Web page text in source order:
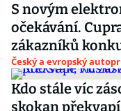
S novým
očekávání.
zákazníků
Český a evropský
Kdo stále víc
skokan